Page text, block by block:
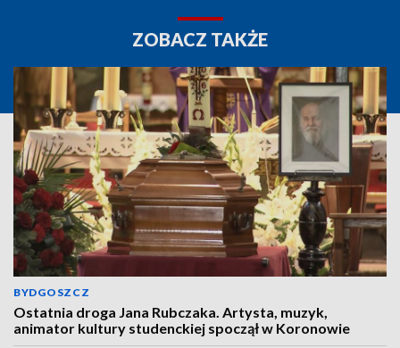
ZOBACZ TAKŻE
BYDGOSZCZ
Ostatnia droga Jana Rubczaka. Artysta, muzyk,
animator kultury studenckiej spoczął w Koronowie